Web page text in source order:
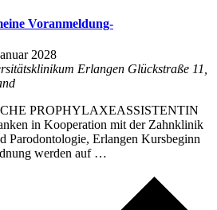
Voranmeldung-
2028
Erlangen Glückstraße 11,
PROPHYLAXEASSISTENTIN
in Kooperation mit der Zahnklinik
Parodontologie, Erlangen Kursbeginn
werden auf …